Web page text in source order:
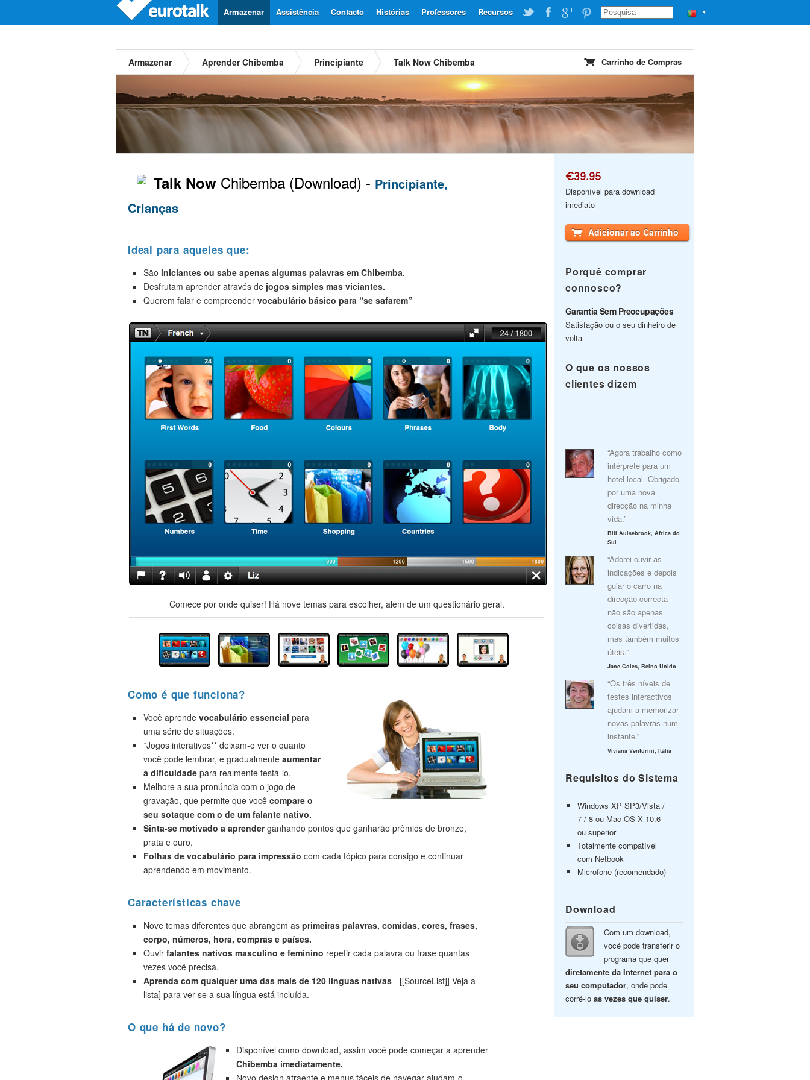
▼
Recursos
Professores
Histórias
Contacto
Assistência
Armazenar
Armazenar Aprender Chibemba Principiante Talk Now Chibemba Carrinho de Compras
Talk Now Chibemba (Download) - Principiante,
Crianças
Ideal para aqueles que:
São iniciantes ou sabe apenas algumas palavras em Chibemba.
Desfrutam aprender através de jogos simples mas viciantes.
Querem falar e compreender vocabulário básico para “se safarem”
Comece por onde quiser! Há nove temas para escolher, além de um questionário geral.
Como é que funciona?
Você aprende vocabulário essencial para
uma série de situações.
*Jogos interativos** deixam-o ver o quanto
você pode lembrar, e gradualmente aumentar
a dificuldade para realmente testá-lo.
Melhore a sua pronúncia com o jogo de
gravação, que permite que você compare o
seu sotaque com o de um falante nativo.
Sinta-se motivado a aprenderganhando pontos que ganharão prêmios de bronze,
prata e ouro.
Folhas de vocabulário para impressão com cada tópico para consigo e continuar
aprendendo em movimento.
Características chave
Nove temas diferentes que abrangem as primeiras palavras, comidas, cores, frases,
corpo, números, hora, compras e países.
Ouvir falantes nativos masculino e feminino repetir cada palavra ou frase quantas
vezes você precisa.
Aprenda com qualquer uma das mais de 120 línguas nativas - [[SourceList]] Veja a
lista] para ver se a sua língua está incluída.
O que há de novo?
Disponível como download, assim você pode começar a aprender
Chibemba imediatamente.
Novo design atraente e menus fáceis de navegar ajudam-o
€39.95
Disponível para download
imediato
Adicionar ao Carrinho
Porquê comprar
connosco?
Garantia Sem Preocupações
Satisfação ou o seu dinheiro de
volta
O que os nossos
clientes dizem
“Agora trabalho como
intérprete para um
hotel local. Obrigado
por uma nova
direcção na minha
vida.”
Bill Aulsebrook, África do
Sul
“Adorei ouvir as
indicações e depois
guiar o carro na
direcção correcta -
não são apenas
coisas divertidas,
mas também muitos
úteis.”
Jane Coles, Reino Unido
“Os três níveis de
testes interactivos
ajudam a memorizar
novas palavras num
instante.”
Viviana Venturini, Itália
Requisitos do Sistema
Windows XP SP3/Vista /
7 / 8 ou Mac OS X 10.6
ou superior
Totalmente compatível
com Netbook
Microfone (recomendado)
Download
Com um download,
você pode transferir o
programa que quer
diretamente da Internet para o
seu computador, onde pode
corrê-lo as vezes que quiser.